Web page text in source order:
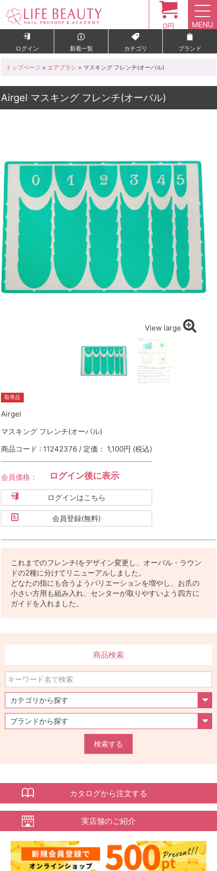
0円 MENU
ログイン 新着一覧 カテゴリ ブランド
トップページ > エアブラシ > マスキング フレンチ(オーバル)
Airgel マスキング フレンチ(オーバル)
View large
取寄品
Airgel
マスキング フレンチ(オーバル)
商品コード : 11242376 / 定価： 1,100円 (税込)
会員価格： ログイン後に表示
ログインはこちら
会員登録(無料)
これまでのフレンチⅠをデザイン変更し、オーバル・ラウン
ドの2種に分けてリニューアルしました。
どなたの指にも合うようバリエーションを増やし、お爪の
小さい方用も組み入れ、センターが取りやすいよう四方に
ガイドを入れました。
商品検索
検索する
カタログから注文する
実店舗のご紹介